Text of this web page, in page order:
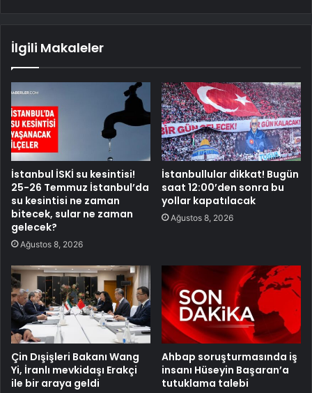
İlgili Makaleler
İstanbul İSKİ su kesintisi!
25-26 Temmuz İstanbul’da
su kesintisi ne zaman
bitecek, sular ne zaman
gelecek?
Ağustos 8, 2026
İstanbullular dikkat! Bugün
saat 12:00’den sonra bu
yollar kapatılacak
Ağustos 8, 2026
Çin Dışişleri Bakanı Wang
Yi, İranlı mevkidaşı Erakçi
ile bir araya geldi
Ahbap soruşturmasında iş
insanı Hüseyin Başaran’a
tutuklama talebi